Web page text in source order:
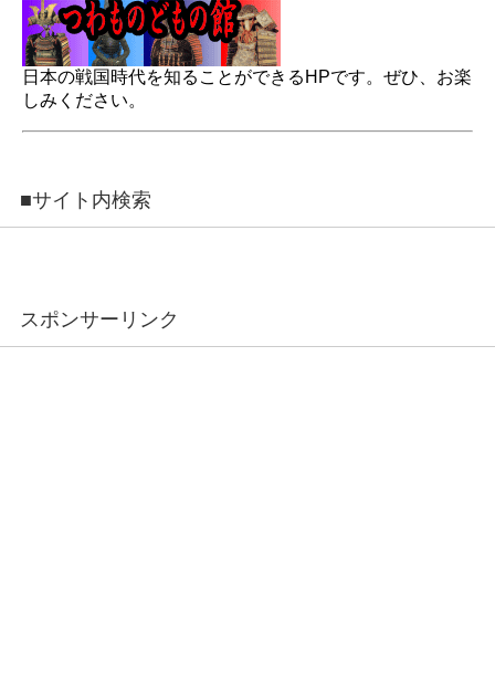
日本の戦国時代を知ることができるHPです。ぜひ、お楽
しみください。
■サイト内検索
スポンサーリンク